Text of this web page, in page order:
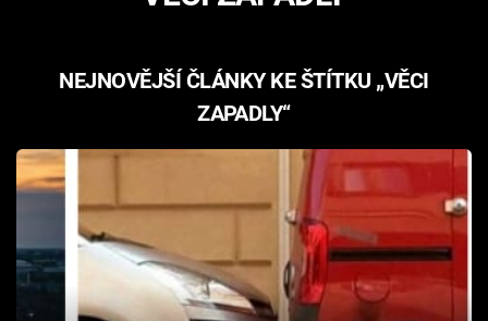
Filmy
Seriály
Hry
NEJNOVĚJŠÍ ČLÁNKY KE ŠTÍTKU „VĚCI
ZAPADLY“